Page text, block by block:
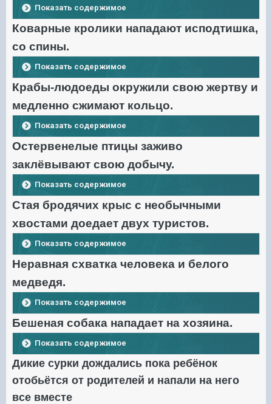
Показать содержимое
Коварные кролики нападают исподтишка,
со спины.
Показать содержимое
Крабы-людоеды окружили свою жертву и
медленно сжимают кольцо.
Показать содержимое
Остервенелые птицы заживо
заклёвывают свою добычу.
Показать содержимое
Стая бродячих крыс с необычными
хвостами доедает двух туристов.
Показать содержимое
Неравная схватка человека и белого
медведя.
Показать содержимое
Бешеная собака нападает на хозяина.
Показать содержимое
Дикие сурки дождались пока ребёнок
отобьётся от родителей и напали на него
все вместе